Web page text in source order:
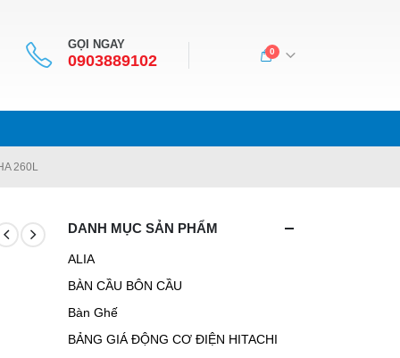
GỌI NGAY
0903889102
0
260L
DANH MỤC SẢN PHẨM
ALIA
BÀN CẦU BÔN CẦU
Bàn Ghế
BẢNG GIÁ ĐỘNG CƠ ĐIỆN HITACHI